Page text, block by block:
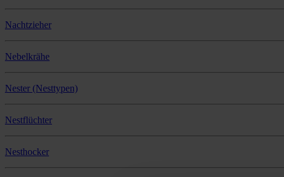
Nachtzieher
Nebelkrähe
Nester (Nesttypen)
Nestflüchter
Nesthocker